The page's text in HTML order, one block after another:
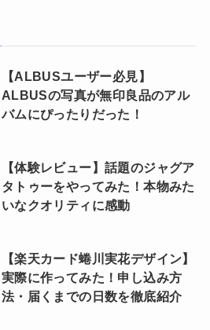
【ALBUSユーザー必見】
ALBUSの写真が無印良品のアル
バムにぴったりだった！
【体験レビュー】話題のジャグア
タトゥーをやってみた！本物みた
いなクオリティに感動
【楽天カード蜷川実花デザイン】
実際に作ってみた！申し込み方
法・届くまでの日数を徹底紹介